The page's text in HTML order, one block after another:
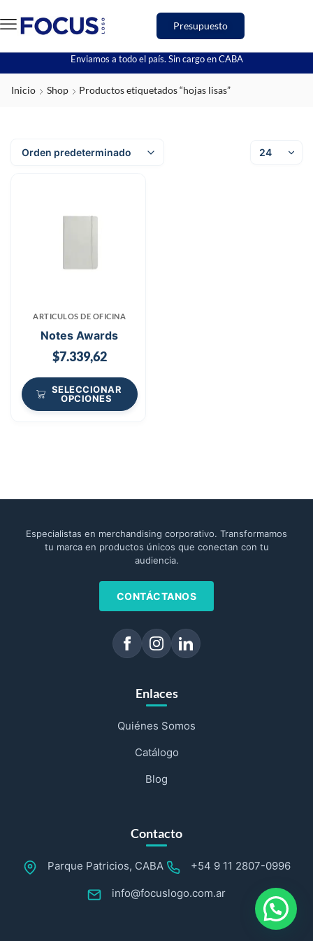
Presupuesto
Enviamos a todo el país. Sin cargo en CABA
Inicio Shop Productos etiquetados “hojas lisas”
ARTICULOS DE OFICINA
Notes Awards
$7.339,62
SELECCIONAR
OPCIONES
Especialistas en merchandising corporativo. Transformamos
tu marca en productos únicos que conectan con tu
audiencia.
CONTÁCTANOS
Enlaces
Quiénes Somos
Catálogo
Blog
Contacto
Parque Patricios, CABA +54 9 11 2807-0996
info@focuslogo.com.ar